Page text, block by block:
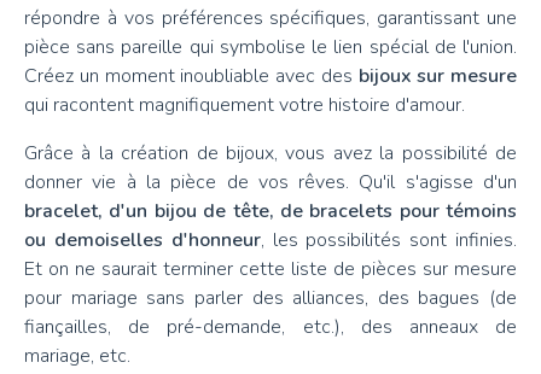
répondre à vos préférences spécifiques, garantissant une
pièce sans pareille qui symbolise le lien spécial de l'union.
Créez un moment inoubliable avec des bijoux sur mesure
qui racontent magnifiquement votre histoire d'amour.
Grâce à la création de bijoux, vous avez la possibilité de
donner vie à la pièce de vos rêves. Qu'il s'agisse d'un
bracelet, d'un bijou de tête, de bracelets pour témoins
ou demoiselles d'honneur, les possibilités sont infinies.
Et on ne saurait terminer cette liste de pièces sur mesure
pour mariage sans parler des alliances, des bagues (de
fiançailles, de pré-demande, etc.), des anneaux de
mariage, etc.